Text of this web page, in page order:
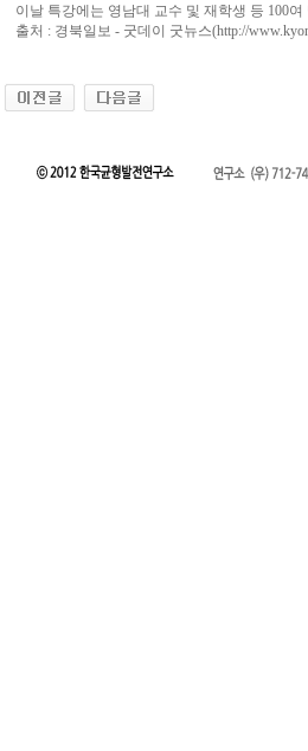
이날 특강에는 영남대 교수 및 재학생 등 100
출처 : 경북일보 - 굿데이 굿뉴스(http://